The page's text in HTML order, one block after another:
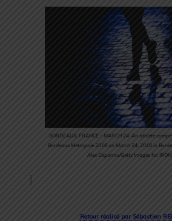
BORDEAUX, FRANCE – MARCH 24: An athlete
Bordeaux Metropole 2018 on March 24, 2018 in
Alex Caparros/Getty Images for
Retour réalisé par Sébastien